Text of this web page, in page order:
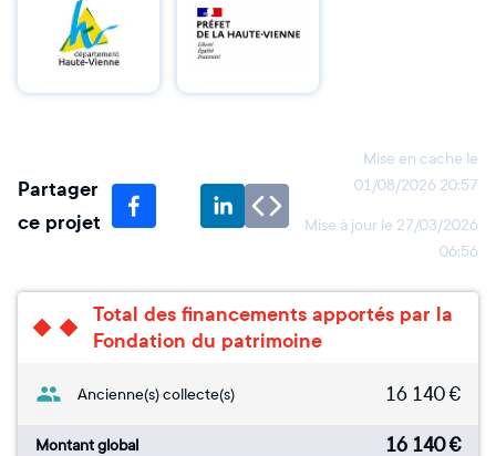
Partager
ce projet
Mise en cache le
01/08/2026 20:57
Mise à jour le 27/03/2026
06:56
Total des financements apportés par la
Fondation du patrimoine
Ancienne(s) collecte(s) 16 140€
Montant global 16 140€